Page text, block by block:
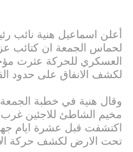
أعلن اسماعيل هنية نائب
لحماس الجمعة ان كتائب عز
العسكري للحركة عثرت
لكشف الانفاق على حدود
وقال هنية في خطبة
مخيم الشاطئ للاجئين غرب
اكتشفت قبل عشرة ايام
تحت الارض لكشف حركة